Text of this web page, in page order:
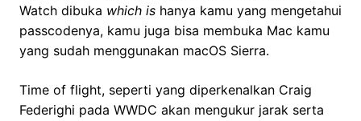
Watch dibuka which is hanya kamu yang mengetahui
passcodenya, kamu juga bisa membuka Mac kamu
yang sudah menggunakan macOS Sierra.
Time of flight, seperti yang diperkenalkan Craig
Federighi pada WWDC akan mengukur jarak serta